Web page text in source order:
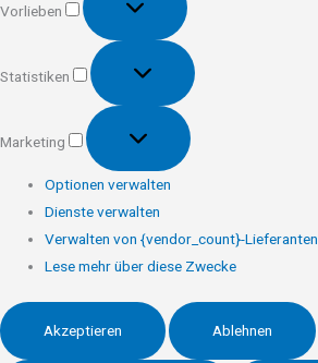
Vorlieben
Statistiken
Statistiken
Marketing
Marketing
Optionen verwalten
Dienste verwalten
Verwalten von {vendor_count}-Lieferanten
Lese mehr über diese Zwecke
Akzeptieren Ablehnen